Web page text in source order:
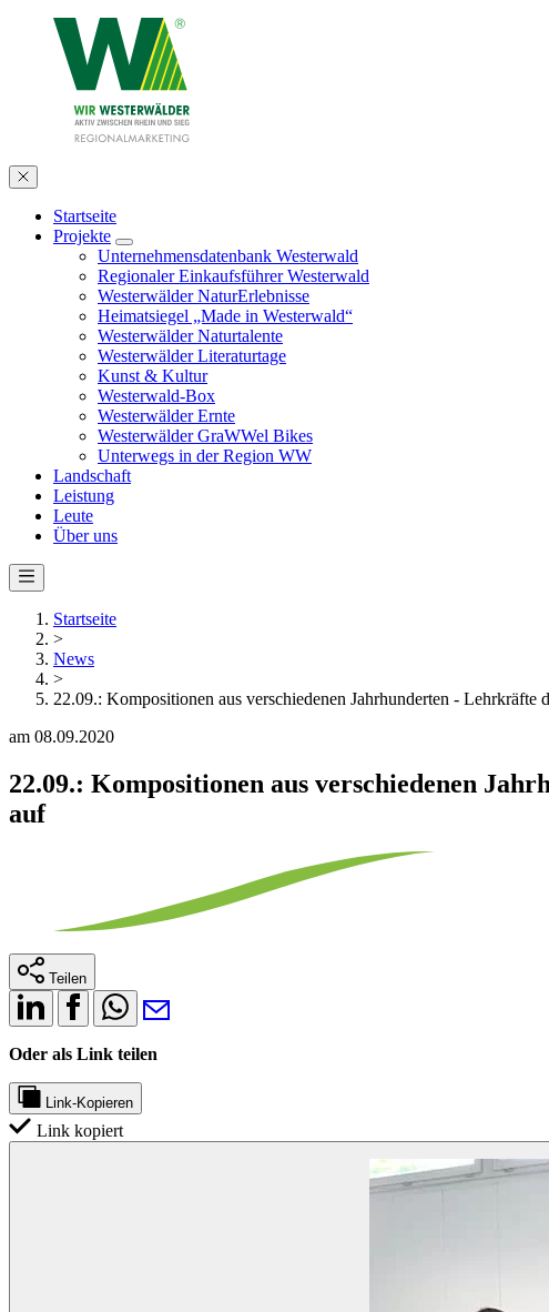
Startseite
Projekte
Unternehmensdatenbank Westerwald
Regionaler Einkaufsführer Westerwald
Westerwälder NaturErlebnisse
Heimatsiegel „Made in Westerwald“
Westerwälder Naturtalente
Westerwälder Literaturtage
Kunst & Kultur
Westerwald-Box
Westerwälder Ernte
Westerwälder GraWWel Bikes
Unterwegs in der Region WW
Landschaft
Leistung
Leute
Über uns
Startseite
>
News
>
22.09.: Kompositionen aus verschiedenen Jahrhunderten -
am 08.09.2020
22.09.: Kompositionen aus verschiedenen
auf
Teilen
Oder als Link teilen
Link-Kopieren
Link kopiert